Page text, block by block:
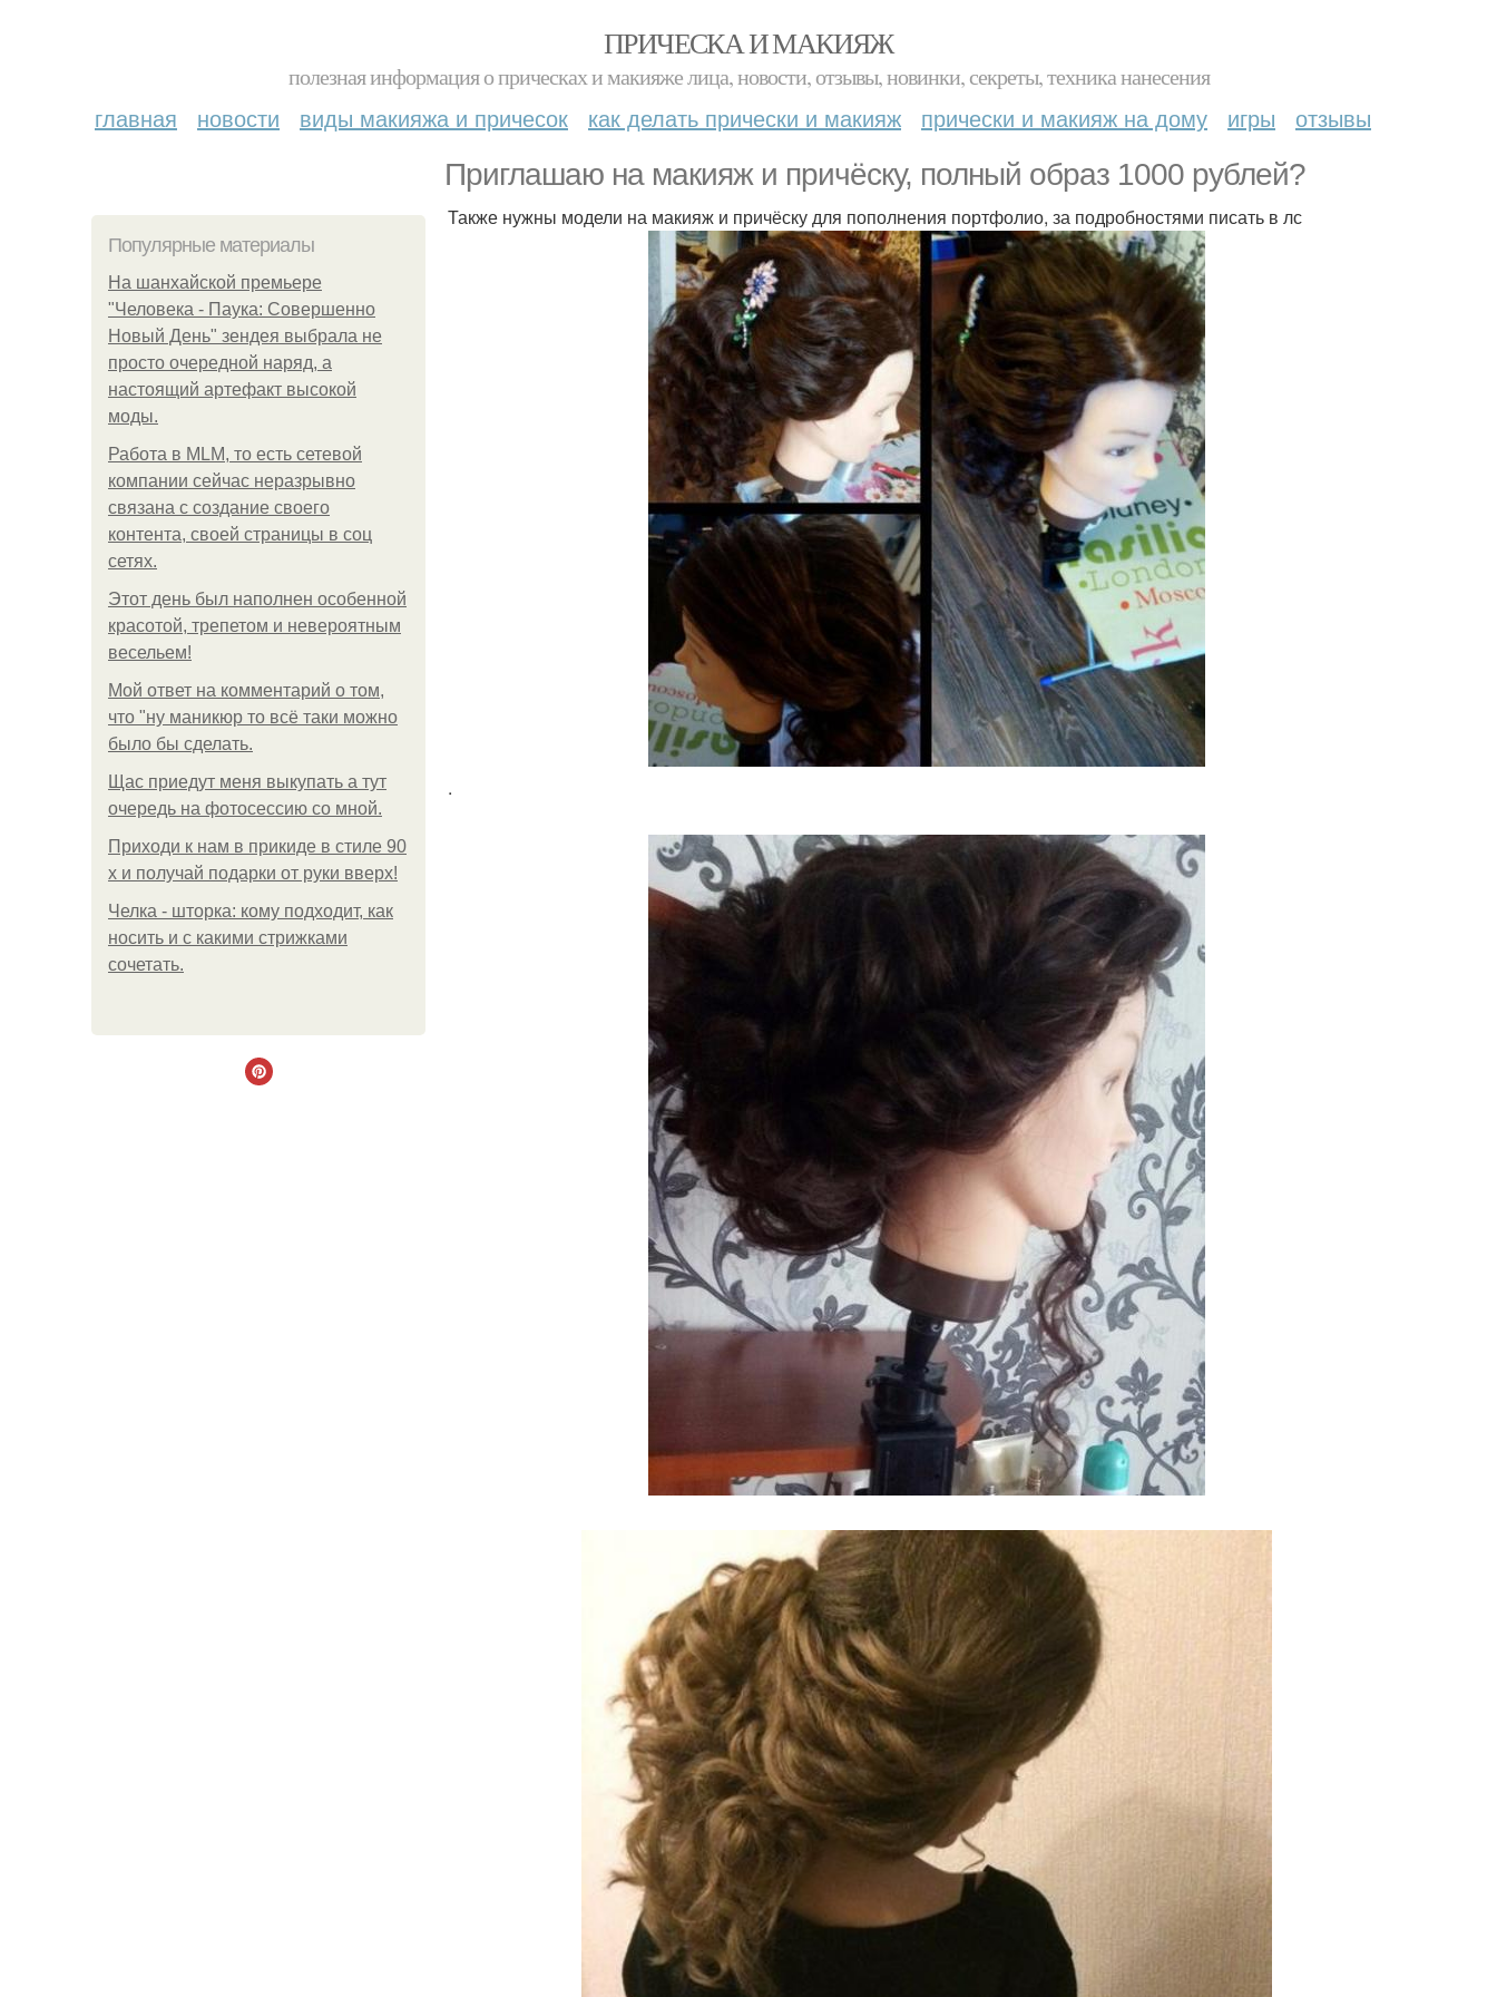
ПРИЧЕСКА И МАКИЯЖ
полезная информация о прическах и макияже лица, новости, отзывы, новинки, секреты, техника нанесения
главная новости виды макияжа и причесок как делать прически и макияж прически и макияж на дому игры отзывы
Приглашаю на макияж и причёску, полный образ 1000 рублей?
Популярные материалы
На шанхайской премьере
"Человека - Паука: Совершенно
Новый День" зендея выбрала не
просто очередной наряд, а
настоящий артефакт высокой
моды.
Работа в MLM, то есть сетевой
компании сейчас неразрывно
связана с создание своего
контента, своей страницы в соц
сетях.
Этот день был наполнен особенной
красотой, трепетом и невероятным
весельем!
Мой ответ на комментарий о том,
что "ну маникюр то всё таки можно
было бы сделать.
Щас приедут меня выкупать а тут
очередь на фотосессию со мной.
Приходи к нам в прикиде в стиле 90
х и получай подарки от руки вверх!
Челка - шторка: кому подходит, как
носить и с какими стрижками
сочетать.
Также нужны модели на макияж и причёску для пополнения портфолио, за подробностями писать в лс
.